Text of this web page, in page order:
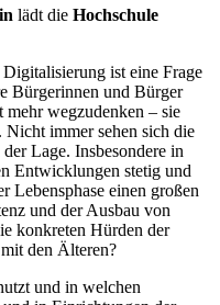
lädt die Hochschule
ist eine Frage
Bürgerinnen und Bürger
wegzudenken – sie
Nicht immer sehen sich die
Lage. Insbesondere in
Entwicklungen stetig und
Lebensphase einen großen
und der Ausbau von
konkreten Hürden der
den Älteren?
und in welchen